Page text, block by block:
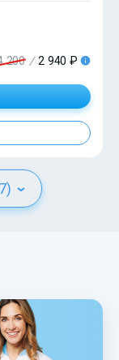
200 / 2 940 ₽